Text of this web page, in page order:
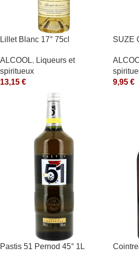
Lillet Blanc 17° 75cl
ALCOOL, Liqueurs et
spiritueux
13,15 €
SUZE
9,95 €
Pastis 51 Pernod 45° 1L